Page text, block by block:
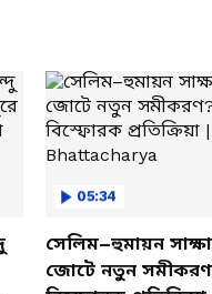
05:34
সেলিম–হুমায়ন
জোটে নতুন